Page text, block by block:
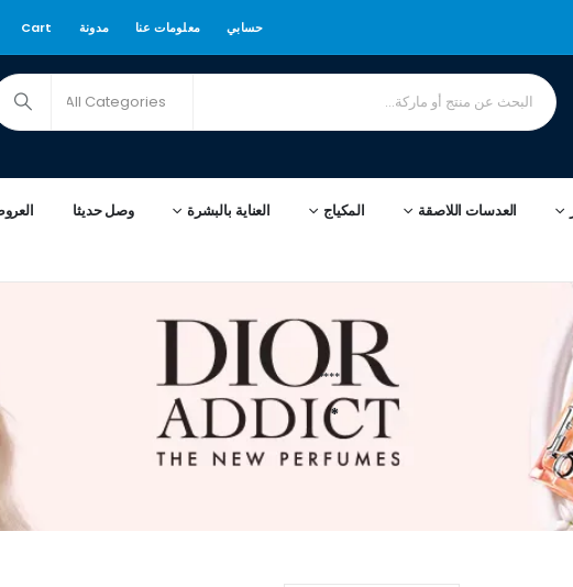
حسابي معلومات عنا مدونة Cart
العدسات اللاصقة المكياج العناية بالبشرة وصل حديثا
****
*